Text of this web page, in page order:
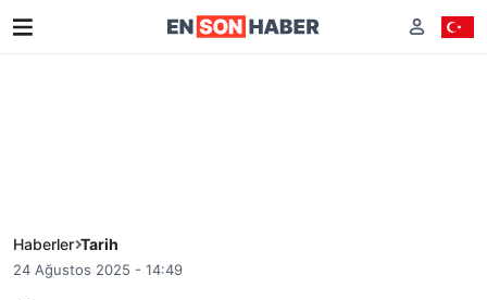
Haberler Tarih
24 Ağustos 2025 - 14:49